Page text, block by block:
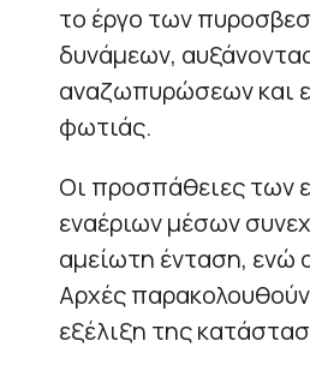
το έργο των
δυνάμεων,
αναζωπυρώσεων και
φωτιάς.
Οι προσπάθειες των
εναέριων μέσων
αμείωτη ένταση, ενώ
Αρχές
εξέλιξη της